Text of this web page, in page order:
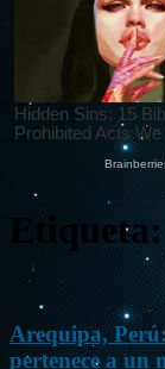
Arequipa,
pertenece a un